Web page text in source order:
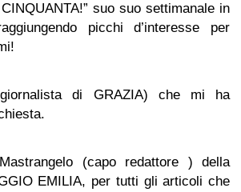
suo suo settimanale in
picchi d’interesse per
di GRAZIA) che mi ha
(capo redattore ) della
EMILIA, per tutti gli articoli che